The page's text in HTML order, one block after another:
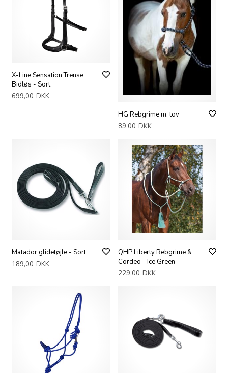
X-Line Sensation Trense
Bidløs - Sort
699,00 DKK
HG Rebgrime m. tov
89,00 DKK
Matador glidetøjle - Sort
189,00 DKK
QHP Liberty Rebgrime &
Cordeo - Ice Green
229,00 DKK